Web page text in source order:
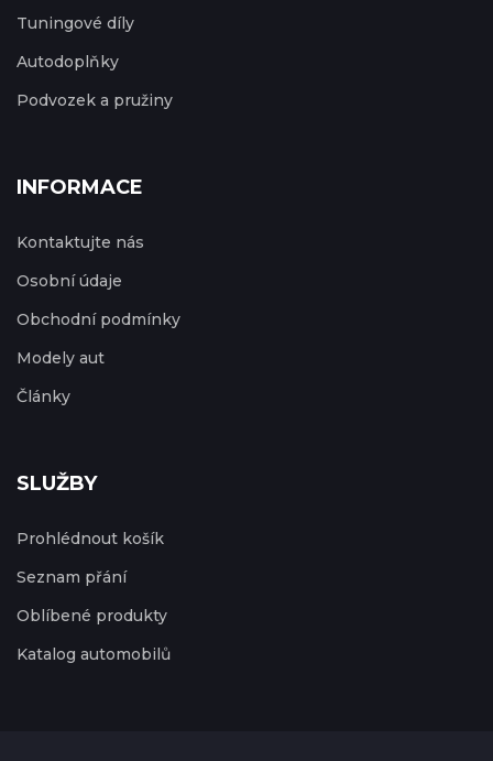
Tuningové díly
Autodoplňky
Podvozek a pružiny
INFORMACE
Kontaktujte nás
Osobní údaje
Obchodní podmínky
Modely aut
Články
SLUŽBY
Prohlédnout košík
Seznam přání
Oblíbené produkty
Katalog automobilů